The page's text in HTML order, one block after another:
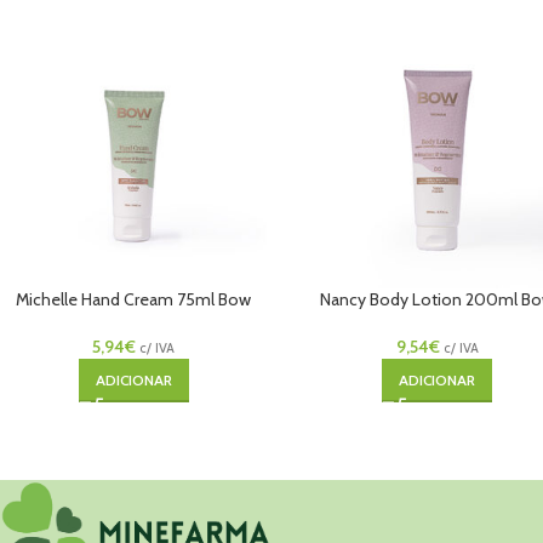
Michelle Hand Cream 75ml Bow
5,94€ c/ IVA
ADICIONAR
Nancy Body Lotion 200ml
9,54€ c/ IVA
ADICIONAR